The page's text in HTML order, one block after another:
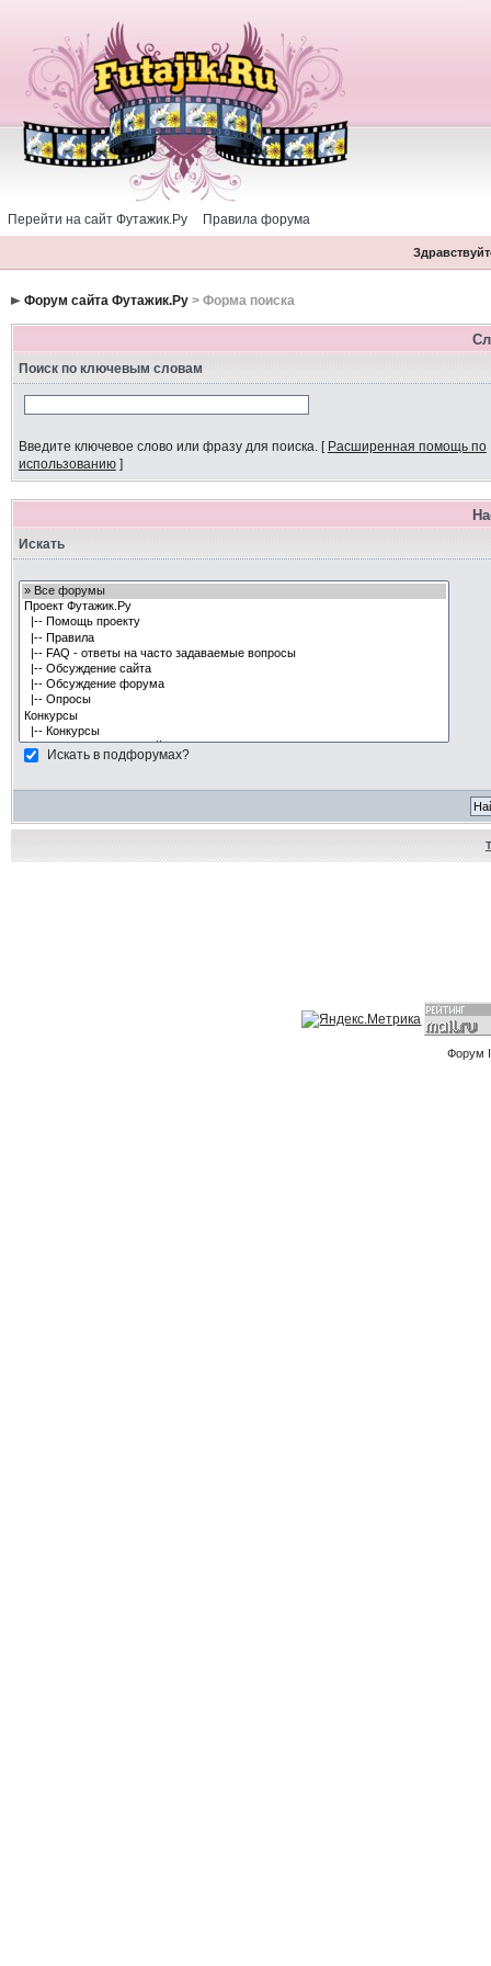
Перейти на сайт Футажик.Ру Правила форума
Форум сайта Футажик.Ру> Форма поиска
Поиск по ключевым словам
Введите ключевое слово или фразу для поиска.[ Расширенная помощь по
использованию]
Искать
Искать в подфорумах?
Форум